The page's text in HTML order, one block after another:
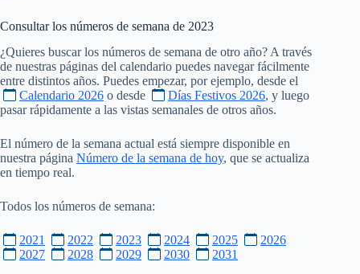
Consultar los números de semana de 2023
¿Quieres buscar los números de semana de otro año? A través
de nuestras páginas del calendario puedes navegar fácilmente
entre distintos años. Puedes empezar, por ejemplo, desde el
Calendario 2026 o desde Días Festivos 2026, y luego
pasar rápidamente a las vistas semanales de otros años.
El número de la semana actual está siempre disponible en
nuestra página Número de la semana de hoy, que se actualiza
en tiempo real.
Todos los números de semana:
2021 2022 2023 2024 2025
2026
2027
2028 2029 2030 2031